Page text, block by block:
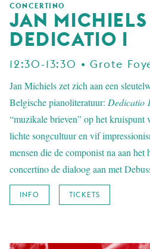
CONCERTINO
JAN
DEDICATIO I
12:30-13:30 • Grote
Jan Michiels zet zich aan een
Belgische pianoliteratuur: Dedicatio I
“muzikale brieven” op het kruispunt
lichte songcultuur en vif
mensen die de componist na aan
concertino de dialoog aan met
INFO TICKETS